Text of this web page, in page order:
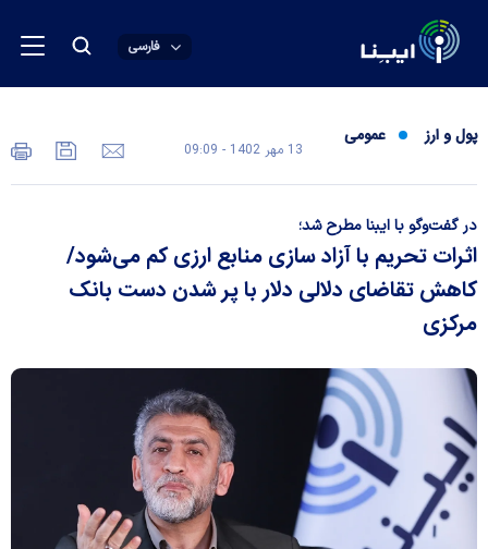
فارسی
پول و ارز عمومی
13 مهر 1402 - 09:09
در گفت‌وگو با ایبنا مطرح شد؛
اثرات تحریم با آزاد سازی منابع ارزی کم می‌شود/
کاهش تقاضای دلالی دلار با پر شدن دست بانک
مرکزی